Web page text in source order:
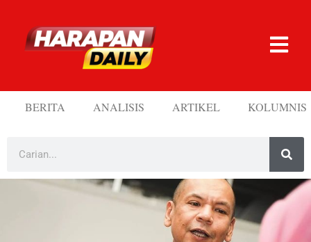
BERITA ANALISIS ARTIKEL KOLUMNIS